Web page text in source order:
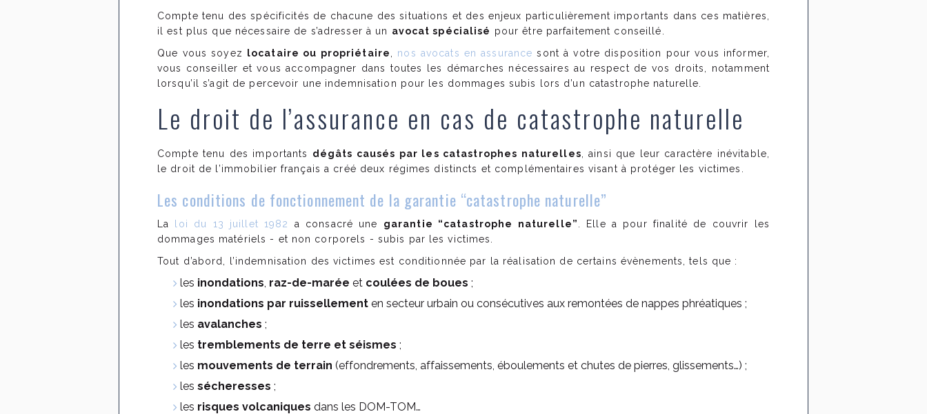
Compte tenu des spécificités de chacune des situations et des enjeux particulièrement importants dans ces matières,
il est plus que nécessaire de s’adresser à un avocat spécialisé pour être parfaitement conseillé.
Que vous soyez
locataire ou propriétaire nos avocats en assurance sont à votre disposition pour vous informer,
vous conseiller et vous accompagner dans toutes les démarches nécessaires au respect de vos droits, notamment
lorsqu’il s’agit de percevoir une indemnisation pour les dommages subis lors d’un catastrophe naturelle.
Le droit de l’assurance en cas de catastrophe naturelle
Compte tenu des importants dégâts causés par les catastrophes naturelles , ainsi que leur caractère inévitable,
le droit de l’immobilier français a créé deux régimes distincts et complémentaires visant à protéger les victimes.
Les conditions de fonctionnement de la garantie “catastrophe naturelle”
La loi du 13 juillet 1982 a consacré une garantie “catastrophe naturelle”
. Elle a pour finalité de couvrir les
dommages matériels - et non corporels - subis par les victimes.
Tout d’abord, l’indemnisation des victimes est conditionnée par la réalisation de certains évènements, tels que :
les inondations, raz-de-marée et coulées de boues ;
les inondations par ruissellementen secteur urbain ou consécutives aux remontées de nappes phréatiques ;
les avalanches ;
les tremblements de terre et séismes ;
les mouvements de terrain (effondrements, affaissements, éboulements et chutes de pierres, glissements…) ;
les sécheresses ;
les risques volcaniques dans les DOM-TOM…